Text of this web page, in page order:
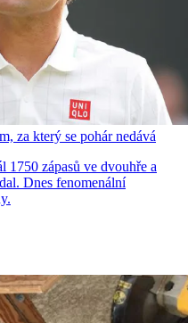
za který se pohár nedává
1750 zápasů ve dvouhře a
Dnes fenomenální